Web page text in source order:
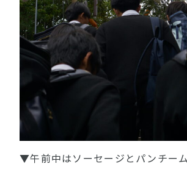
▼午前中はソーセージとパンチー